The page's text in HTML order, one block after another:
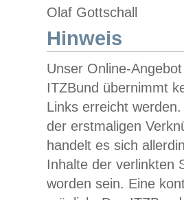
Olaf Gottschall
Hinweis
Unser Online-
ITZBund übernimmt
Links erreicht
der erstmaligen
handelt es sich
Inhalte der verlinkten
worden sein. Eine